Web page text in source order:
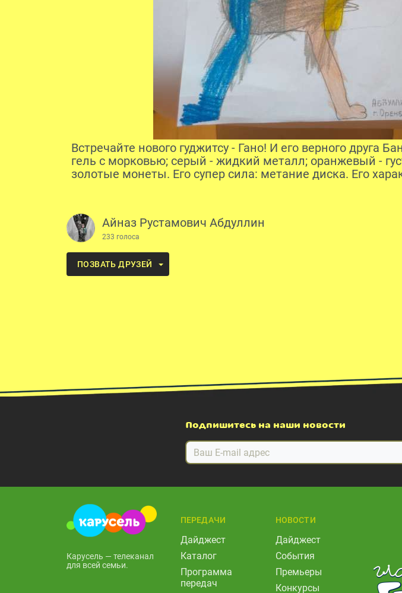
Встречайте нового гуджитсу - Гано! И его верного друга
гель с морковью; серый - жидкий металл; оранжевый -
золотые монеты. Его супер сила: метание диска. Его
Айназ Рустамович Абдуллин
233 голоса
ПОЗВАТЬ ДРУЗЕЙ
Подпишитесь на наши новости
Карусель — телеканал
для всей семьи.
ПЕРЕДАЧИ
Дайджест
Каталог
Программа
передач
НОВОСТИ
Дайджест
События
Премьеры
Конкурсы